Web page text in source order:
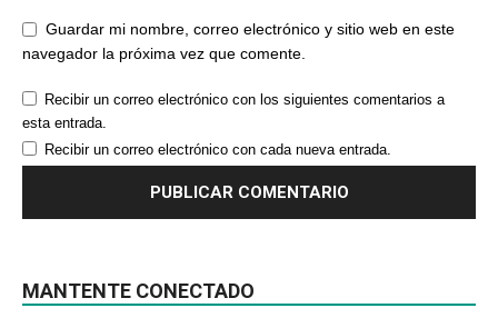
Guardar mi nombre, correo electrónico y sitio web en este
navegador la próxima vez que comente.
Recibir un correo electrónico con los siguientes comentarios a
esta entrada.
Recibir un correo electrónico con cada nueva entrada.
MANTENTE CONECTADO